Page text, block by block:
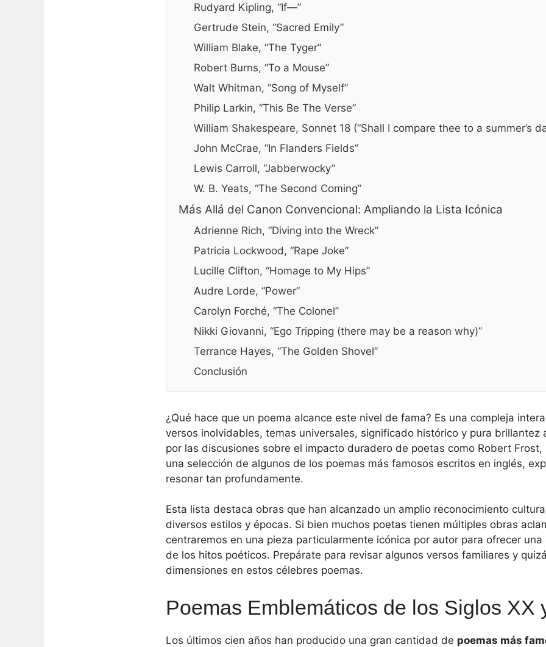
Rudyard Kipling, “If—”
Gertrude Stein, “Sacred Emily”
William Blake, “The Tyger”
Robert Burns, “To a Mouse”
Walt Whitman, “Song of Myself”
Philip Larkin, “This Be The Verse”
William Shakespeare, Sonnet 18 (“Shall I compare thee to a summer’s
John McCrae, “In Flanders Fields”
Lewis Carroll, “Jabberwocky”
W. B. Yeats, “The Second Coming”
Más Allá del Canon Convencional: Ampliando la Lista Icónica
Adrienne Rich, “Diving into the Wreck”
Patricia Lockwood, “Rape Joke”
Lucille Clifton, “Homage to My Hips”
Audre Lorde, “Power”
Carolyn Forché, “The Colonel”
Nikki Giovanni, “Ego Tripping (there may be a reason why)”
Terrance Hayes, “The Golden Shovel”
Conclusión
¿Qué hace que un poema alcance este nivel de fama? Es una compleja
versos inolvidables, temas universales, significado histórico y pura brillantez
por las discusiones sobre el impacto duradero de poetas como Robert
una selección de algunos de los poemas más famosos escritos en inglés,
resonar tan profundamente.
Esta lista destaca obras que han alcanzado un amplio reconocimiento
diversos estilos y épocas. Si bien muchos poetas tienen múltiples obras
centraremos en una pieza particularmente icónica por autor para ofrecer
de los hitos poéticos. Prepárate para revisar algunos versos familiares y
dimensiones en estos célebres poemas.
Poemas Emblemáticos de los Siglos XX
Los últimos cien años han producido una gran cantidad de poemas más